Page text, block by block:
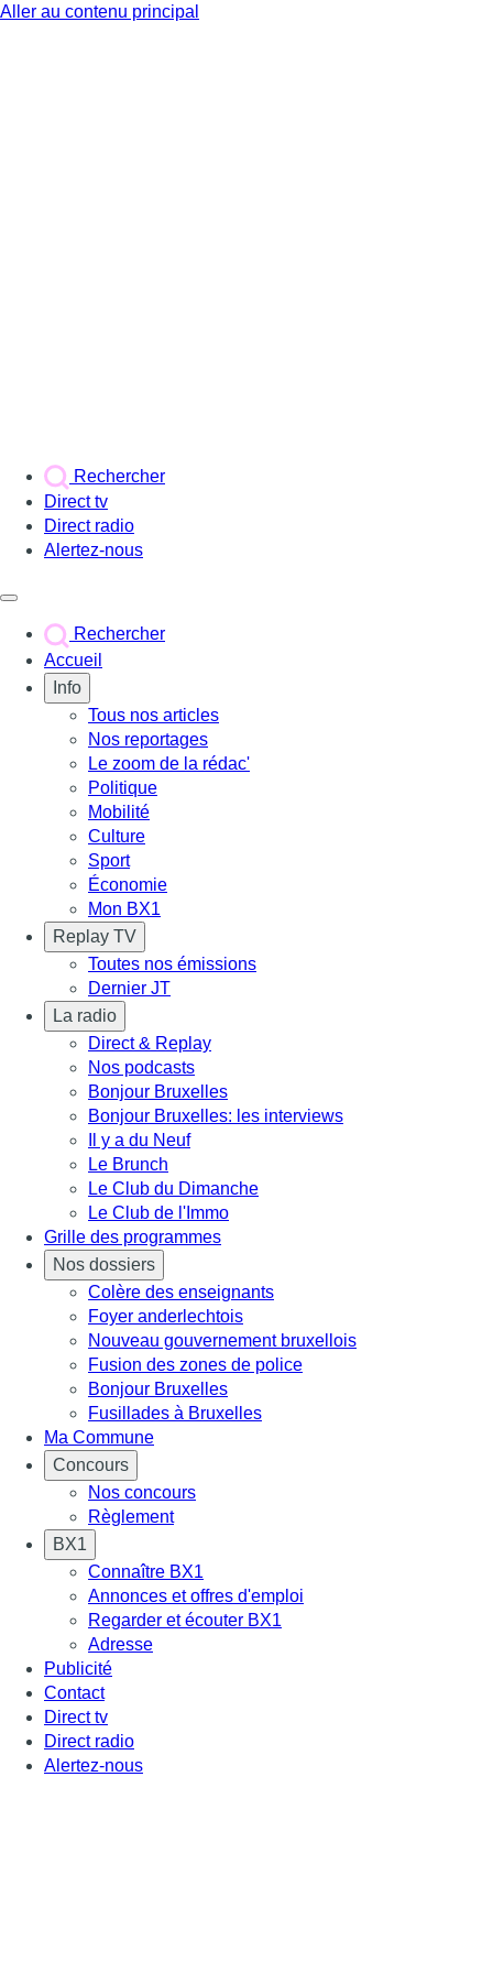
Aller au contenu principal
Rechercher
Direct tv
Direct radio
Alertez-nous
Rechercher
Accueil
Info
Tous nos articles
Nos reportages
Le zoom de la rédac'
Politique
Mobilité
Culture
Sport
Économie
Mon BX1
Replay TV
Toutes nos émissions
Dernier JT
La radio
Direct & Replay
Nos podcasts
Bonjour Bruxelles
Bonjour Bruxelles: les interviews
Il y a du Neuf
Le Brunch
Le Club du Dimanche
Le Club de l'Immo
Grille des programmes
Nos dossiers
Colère des enseignants
Foyer anderlechtois
Nouveau gouvernement bruxellois
Fusion des zones de police
Bonjour Bruxelles
Fusillades à Bruxelles
Ma Commune
Concours
Nos concours
Règlement
BX1
Connaître BX1
Annonces et offres d'emploi
Regarder et écouter BX1
Adresse
Publicité
Contact
Direct tv
Direct radio
Alertez-nous